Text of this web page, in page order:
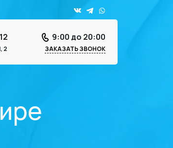
2
9:00 до 20:00
ЗАКАЗАТЬ ЗВОНОК